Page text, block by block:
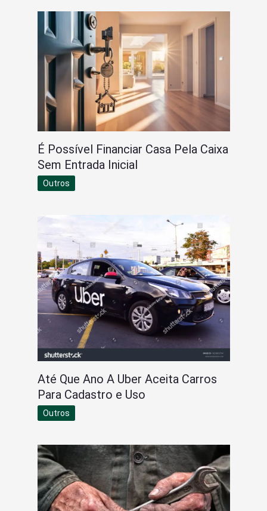
É Possível Financiar Casa Pela Caixa
Sem Entrada Inicial
Outros
Até Que Ano A Uber Aceita Carros
Para Cadastro e Uso
Outros